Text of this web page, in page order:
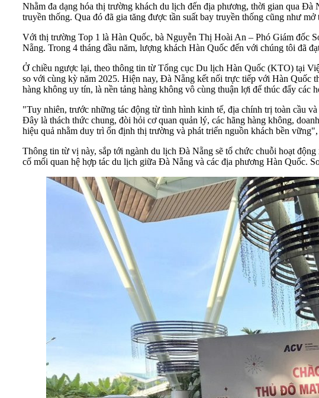
Nhằm đa dạng hóa thị trường khách du lịch đến địa phương, thời gian qua
truyền thống. Qua đó đã gia tăng được tần suất bay truyền thống cũng như
Với thị trường Top 1 là Hàn Quốc, bà Nguyễn Thị Hoài An – Phó Giám đốc
Nẵng. Trong 4 tháng đầu năm, lượng khách Hàn Quốc đến với chúng tôi đã
Ở chiều ngược lại, theo thông tin từ Tổng cục Du lịch Hàn Quốc (KTO) tại
so với cùng kỳ năm 2025. Hiện nay, Đà Nẵng kết nối trực tiếp với Hàn Quốc
hàng không uy tín, là nền tảng hàng không vô cùng thuận lợi để thúc đẩy các
"Tuy nhiên, trước những tác động từ tình hình kinh tế, địa chính trị toàn cầu
Đây là thách thức chung, đòi hỏi cơ quan quản lý, các hãng hàng không,
hiệu quả nhằm duy trì ổn định thị trường và phát triển nguồn khách bền
Thông tin từ vị này, sắp tới ngành du lịch Đà Nẵng sẽ tổ chức chuỗi hoạt
cố mối quan hệ hợp tác du lịch giữa Đà Nẵng và các địa phương Hàn Quốc.